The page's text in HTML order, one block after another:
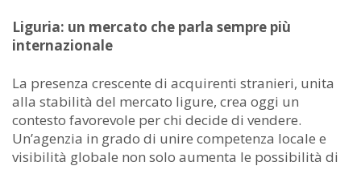
Liguria: un mercato che parla sempre più
internazionale
La presenza crescente di acquirenti stranieri, unita
alla stabilità del mercato ligure, crea oggi un
contesto favorevole per chi decide di vendere.
Un’agenzia in grado di unire competenza locale e
visibilità globale non solo aumenta le possibilità di